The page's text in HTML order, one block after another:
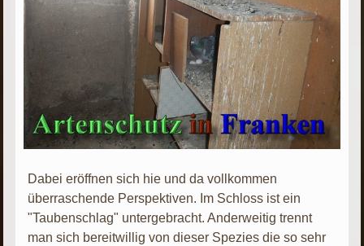
Dabei eröffnen sich hie und da vollkommen
überraschende Perspektiven. Im Schloss ist ein
"Taubenschlag" untergebracht. Anderweitig trennt
man sich bereitwillig von dieser Spezies die so sehr